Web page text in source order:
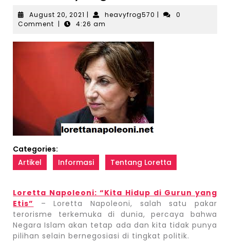
August 20, 2021 August
20,
| heavyfrog570 heavyfrog570
|
0
Comment | 4:26 am
Categories:
Artikel
Informasi Tentang Loretta
Loretta Napoleoni: “Kita Hidup di Gurun yang
Etis”
– Loretta Napoleoni, salah satu pakar
terorisme terkemuka di dunia, percaya bahwa
Negara Islam akan tetap ada dan kita tidak punya
pilihan selain bernegosiasi di tingkat politik.